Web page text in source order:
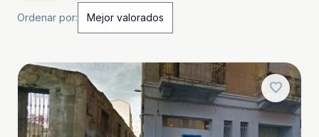
Ordenar por:
favorite